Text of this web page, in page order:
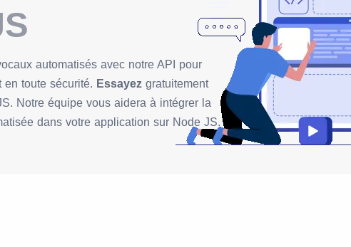
automatisés avec notre API pour
en toute sécurité. Essayez gratuitement
Notre équipe vous aidera à intégrer la
dans votre application sur Node JS.